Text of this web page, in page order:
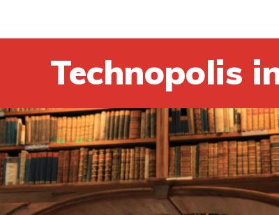
Technopolis